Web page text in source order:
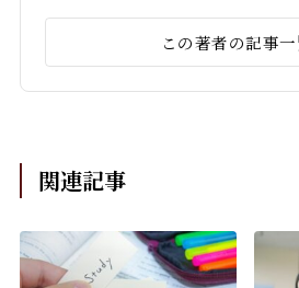
この著者の記事
関連記事